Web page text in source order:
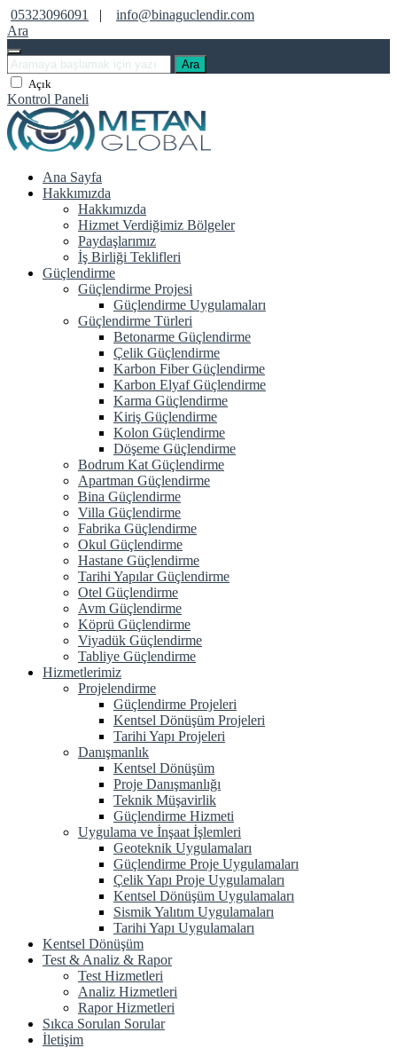
05323096091 |
info@binaguclendir.com
Ara
Ara
Açık
Kontrol Paneli
Ana Sayfa
Hakkımızda
Hakkımızda
Hizmet Verdiğimiz Bölgeler
Paydaşlarımız
İş Birliği Teklifleri
Güçlendirme
Güçlendirme Projesi
Güçlendirme Uygulamaları
Güçlendirme Türleri
Betonarme Güçlendirme
Çelik Güçlendirme
Karbon Fiber Güçlendirme
Karbon Elyaf Güçlendirme
Karma Güçlendirme
Kiriş Güçlendirme
Kolon Güçlendirme
Döşeme Güçlendirme
Bodrum Kat Güçlendirme
Apartman Güçlendirme
Bina Güçlendirme
Villa Güçlendirme
Fabrika Güçlendirme
Okul Güçlendirme
Hastane Güçlendirme
Tarihi Yapılar Güçlendirme
Otel Güçlendirme
Avm Güçlendirme
Köprü Güçlendirme
Viyadük Güçlendirme
Tabliye Güçlendirme
Hizmetlerimiz
Projelendirme
Güçlendirme Projeleri
Kentsel Dönüşüm Projeleri
Tarihi Yapı Projeleri
Danışmanlık
Kentsel Dönüşüm
Proje Danışmanlığı
Teknik Müşavirlik
Güçlendirme Hizmeti
Uygulama ve İnşaat İşlemleri
Geoteknik Uygulamaları
Güçlendirme Proje Uygulamaları
Çelik Yapı Proje Uygulamaları
Kentsel Dönüşüm Uygulamaları
Sismik Yalıtım Uygulamaları
Tarihi Yapı Uygulamaları
Kentsel Dönüşüm
Test & Analiz & Rapor
Test Hizmetleri
Analiz Hizmetleri
Rapor Hizmetleri
Sıkca Sorulan Sorular
İletişim